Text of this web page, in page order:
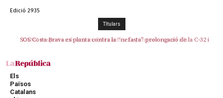
Edició 2935
TItulars
SOS Costa Brava es planta contra la “nefasta” prolongació de la C-32 i
Els
Països
Catalans